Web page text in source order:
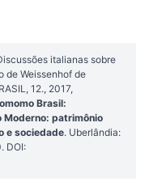
italianas sobre
de Weissenhof de
12., 2017,
Brasil:
Moderno: patrimônio
e sociedade. Uberlândia:
DOI: